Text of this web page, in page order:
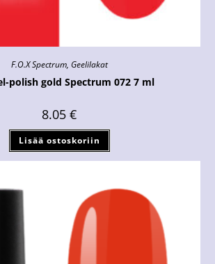
F.O.X Spectrum, Geelilakat
polish gold Spectrum 072 7 ml
8.05 €
Lisää ostoskoriin